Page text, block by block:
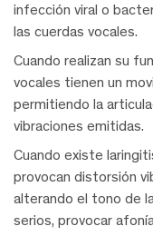
infección viral o
las cuerdas vocales.
Cuando realizan su
vocales tienen un
permitiendo la
vibraciones emitidas.
Cuando existe
provocan distorsión
alterando el tono de
serios, provocar